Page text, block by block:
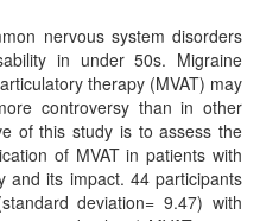
nervous system disorders
in under 50s. Migraine
therapy (MVAT) may
controversy than in other
of this study is to assess the
of MVAT in patients with
and its impact. 44 participants
deviation= 9.47) with